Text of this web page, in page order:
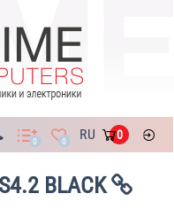
0 0 RU 0
BLACK